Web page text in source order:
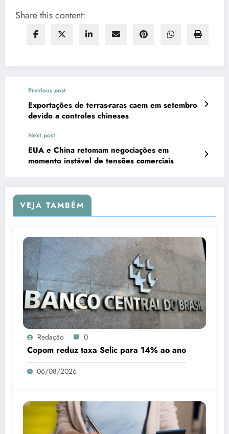
Share this content:
Previous post
Exportações de terras-raras caem em setembro
devido a controles chineses
Next post
EUA e China retomam negociações em
momento instável de tensões comerciais
VEJA TAMBÉM
Redação 0
Copom reduz taxa Selic para 14% ao ano
06/08/2026